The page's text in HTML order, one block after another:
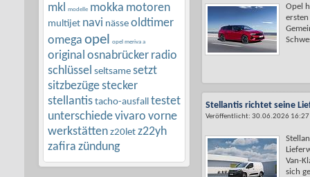
mkl
modelle mokka motoren
multijet navi nässe oldtimer
omega opel opel meriva a
original osnabrücker radio
schlüssel seltsame setzt
sitzbezügestecker
stellantis tacho-ausfall testet
unterschiedevivaro vorne
werkstätten z20let z22yh
zafira zündung
Opel
Stellantis richtet seine
Veröffentlicht: 30.06.2026 16:27
Van-
sich